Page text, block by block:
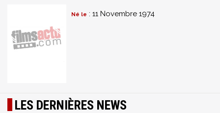
Né le : 11 Novembre 1974
LES DERNIÈRES NEWS